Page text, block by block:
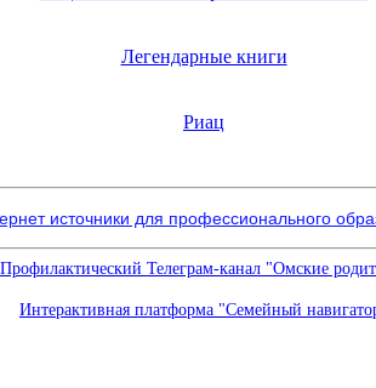
Легендарные книги
Риац
источники для профессионального
Профилактический Телеграм-канал "Омские
Интерактивная платформа "Семейный